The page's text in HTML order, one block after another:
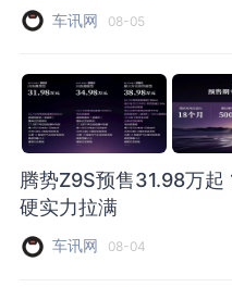
车讯网 08-05
腾势Z9S预售31.98万
硬实力拉满
车讯网 08-04